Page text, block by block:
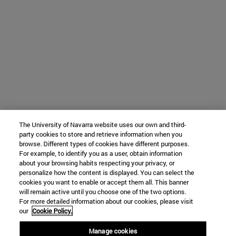
The University of Navarra website uses our own and third-
party cookies to store and retrieve information when you
browse. Different types of cookies have different purposes.
For example, to identify you as a user, obtain information
about your browsing habits respecting your privacy, or
personalize how the content is displayed. You can select the
cookies you want to enable or accept them all. This banner
will remain active until you choose one of the two options.
For more detailed information about our cookies, please visit
our Cookie Policy.
Manage cookies